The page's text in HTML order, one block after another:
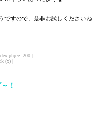
ですので、是非お試しください
|
(x) |
！